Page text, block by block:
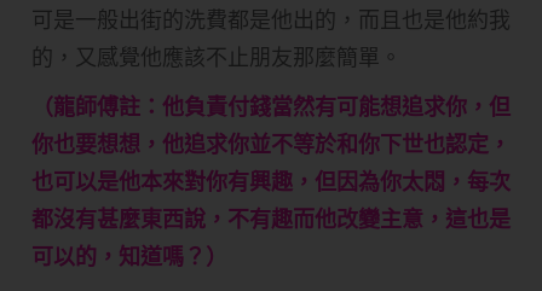
可是一般出街的洗費都是他出的，而且也是他約我
的，又感覺他應該不止朋友那麼簡單。
（龍師傅註：他負責付錢當然有可能想追求你，但
你也要想想，他追求你並不等於和你下世也認定，
也可以是他本來對你有興趣，但因為你太悶，每次
都沒有甚麼東西說，不有趣而他改變主意，這也是
可以的，知道嗎？）